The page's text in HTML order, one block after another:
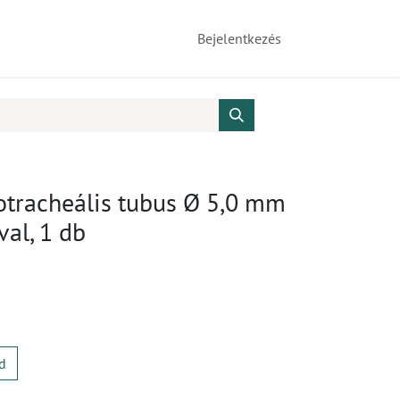
Bejelentkezés
tubus Ø 5,0 mm
1 db